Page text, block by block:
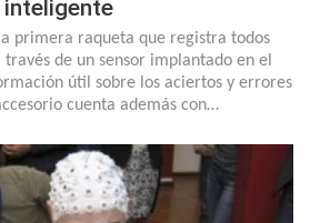
inteligente
primera raqueta que registra todos
de un sensor implantado en el
útil sobre los aciertos y errores
cuenta además con…